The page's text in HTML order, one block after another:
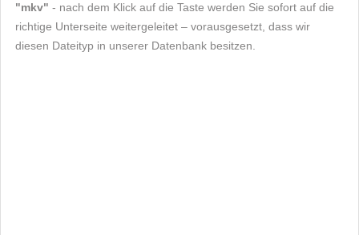
"mkv" - nach dem Klick auf die Taste werden Sie sofort auf die
richtige Unterseite weitergeleitet – vorausgesetzt, dass wir
diesen Dateityp in unserer Datenbank besitzen.